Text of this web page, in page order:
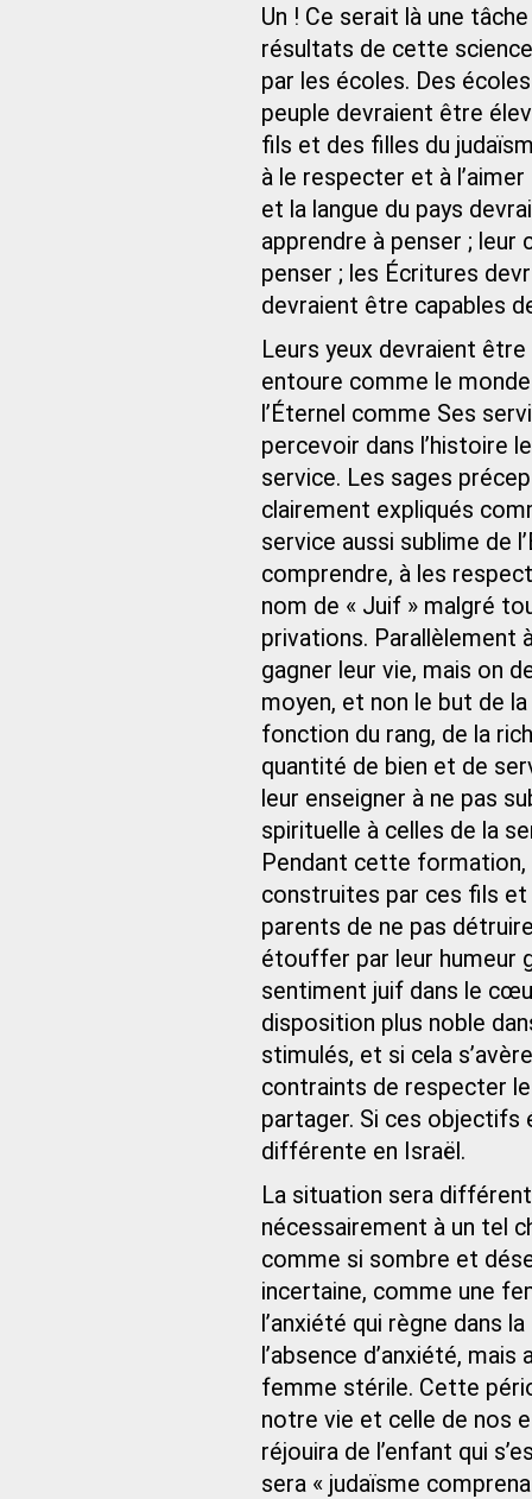
Un ! Ce serait là une
résultats de cette
par les écoles. Des
peuple devraient être
fils et des filles du
à le respecter et à
et la langue du pays
apprendre à penser ;
penser ; les Écritures
devraient être capables
Leurs yeux devraient
entoure comme le
l’Éternel comme Ses
percevoir dans l’histoire
service. Les sages
clairement expliqués
service aussi sublime de
comprendre, à les
nom de « Juif » malgré
privations. Parallèlement
gagner leur vie, mais on
moyen, et non le but de
fonction du rang, de la
quantité de bien et de
leur enseigner à ne pas
spirituelle à celles de la
Pendant cette formation,
construites par ces fils
parents de ne pas
étouffer par leur humeur
sentiment juif dans le
disposition plus noble
stimulés, et si cela
contraints de respecter
partager. Si ces objectifs
différente en Israël.
La situation sera
nécessairement à un tel
comme si sombre et
incertaine, comme une
l’anxiété qui règne dans
l’absence d’anxiété,
femme stérile. Cette
notre vie et celle de nos
réjouira de l’enfant qui
sera « judaïsme